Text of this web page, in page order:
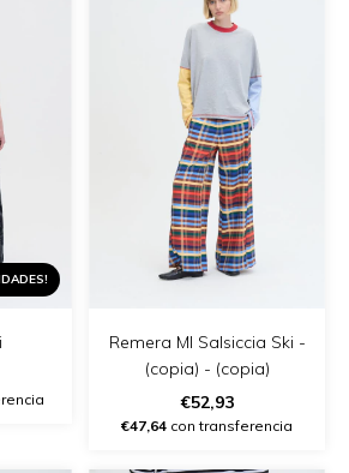
Remera Ml Salsiccia Ski -
(copia) - (copia)
€52,93
€47,64 con transferencia